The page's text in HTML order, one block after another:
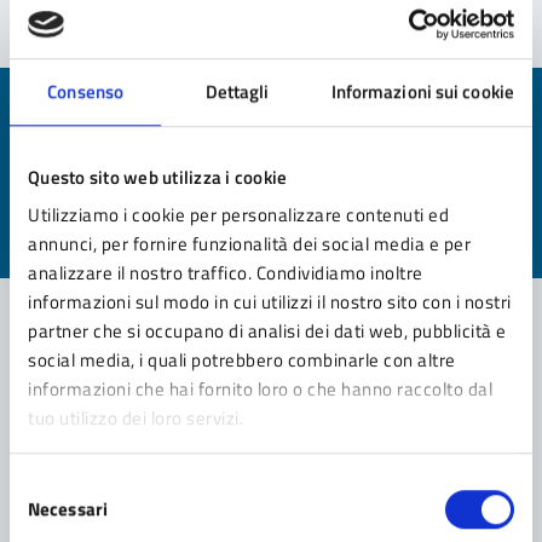
Consenso Dettagli Informazioni sui cookie
Questo sito web utilizza i cookie
Utilizziamo i cookie per personalizzare contenuti ed
annunci, per fornire funzionalità dei social media e per
analizzare il nostro traffico. Condividiamo inoltre
informazioni sul modo in cui utilizzi il nostro sito con i nostri
partner che si occupano di analisi dei dati web, pubblicità e
social media, i quali potrebbero combinarle con altre
informazioni che hai fornito loro o che hanno raccolto dal
tuo utilizzo dei loro servizi.
delNecessari
Quanto sono chiare le informazioni su questa
Valuta da 1 a 5 stelle la pagina
Valuta 5 stelle su 5
Valuta 4 stelle su 5
Valuta 3 stelle su 5
Valuta 2 stelle su 5
Valuta 1 stelle su 5
Contatta il comune
Leggi le domande frequenti